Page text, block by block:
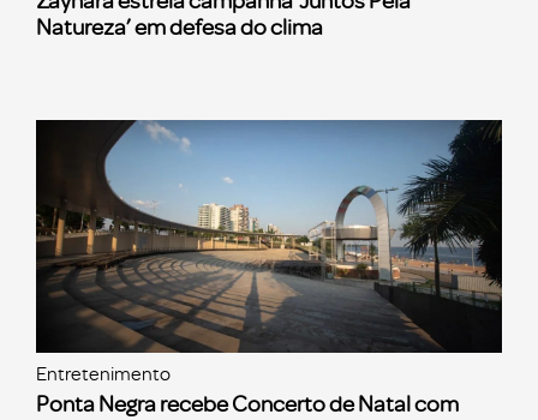
Natureza’ em defesa do clima
Entretenimento
Ponta Negra recebe Concerto de Natal com